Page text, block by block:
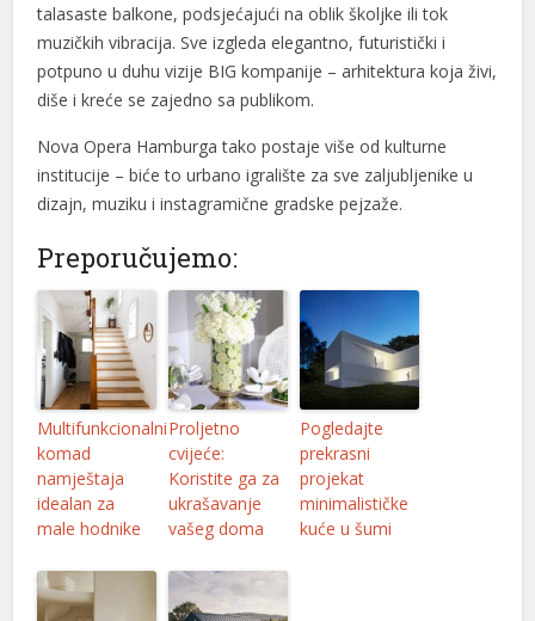
talasaste balkone, podsjećajući na oblik školjke ili tok
muzičkih vibracija. Sve izgleda elegantno, futuristički i
potpuno u duhu vizije BIG kompanije – arhitektura koja živi,
diše i kreće se zajedno sa publikom.
Nova Opera Hamburga tako postaje više od kulturne
institucije – biće to urbano igralište za sve zaljubljenike u
dizajn, muziku i instagramične gradske pejzaže.
Preporučujemo:
Multifunkcionalni
komad
namještaja
idealan za
male hodnike
Proljetno
cvijeće:
Koristite ga za
ukrašavanje
vašeg doma
Pogledajte
prekrasni
projekat
minimalističke
kuće u šumi